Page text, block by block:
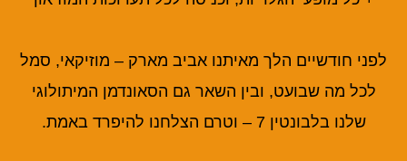
לפני חודשיים הלך מאיתנו אביב מארק – מוזיקאי, סמל
לכל מה שבועט, ובין השאר גם הסאונדמן המיתולוגי
שלנו בלבונטין 7 – וטרם הצלחנו להיפרד באמת.